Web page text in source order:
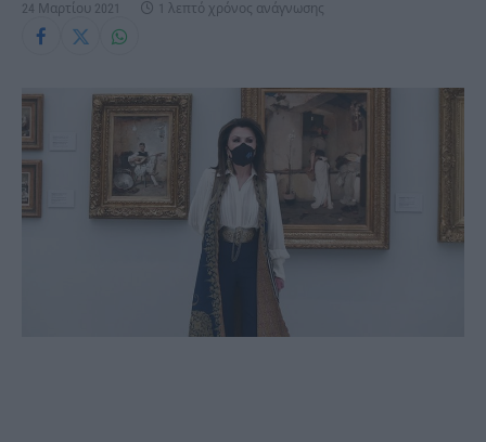
24 Μαρτίου 2021 1 λεπτό χρόνος ανάγνωσης